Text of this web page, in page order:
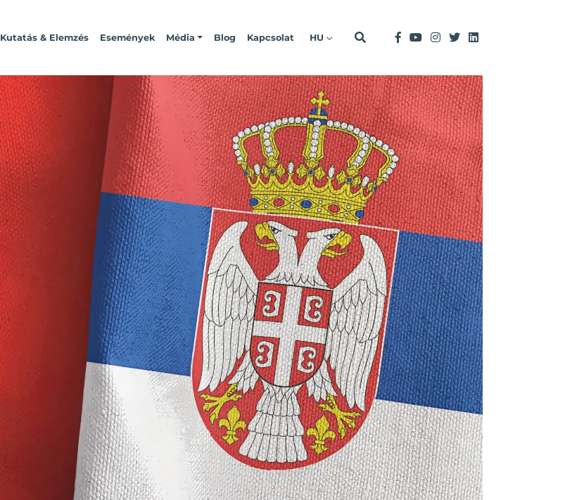
Kutatás & Elemzés Események Média Blog Kapcsolat HU